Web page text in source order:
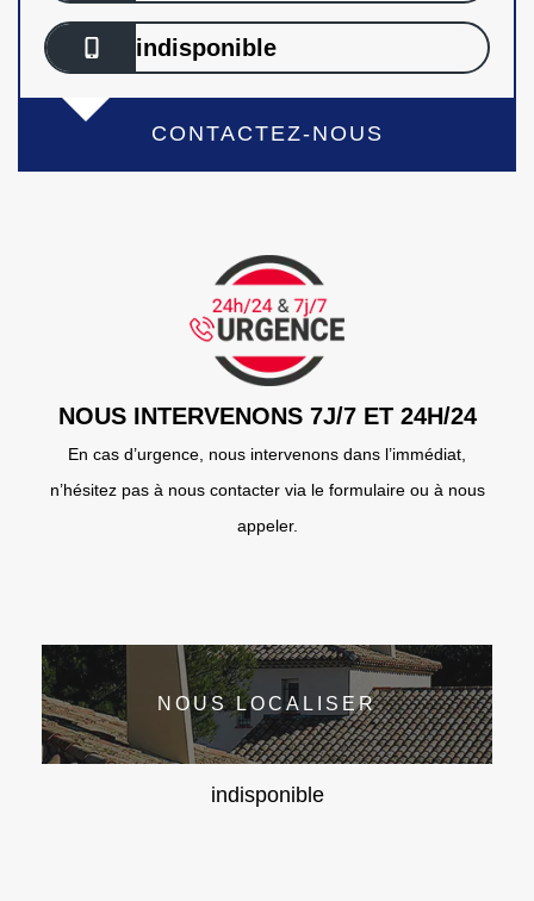
indisponible
CONTACTEZ-NOUS
NOUS INTERVENONS 7J/7 ET 24H/24
En cas d’urgence, nous intervenons dans l’immédiat,
n’hésitez pas à nous contacter via le formulaire ou à nous
appeler.
NOUS LOCALISER
indisponible